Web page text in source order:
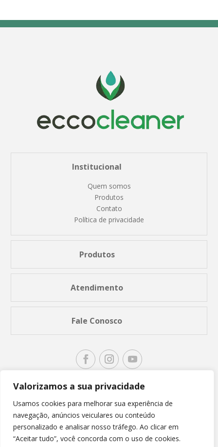
Valorizamos a sua privacidade
Usamos cookies para melhorar sua experiência de
navegação, anúncios veiculares ou conteúdo
personalizado e analisar nosso tráfego. Ao clicar em
“Aceitar tudo”, você concorda com o uso de cookies.
Institucional
Quem somos
Produtos
Contato
Política de privacidade
Produtos
Atendimento
Fale Conosco